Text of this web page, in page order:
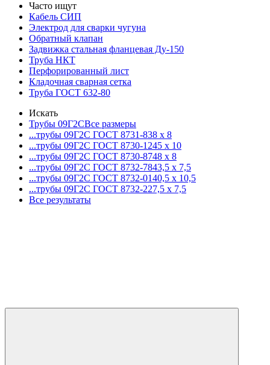
Часто ищут
Кабель СИП
Электрод для сварки чугуна
Обратный клапан
Задвижка стальная фланцевая Ду-150
Труба НКТ
Перфорированный лист
Кладочная сварная сетка
Труба ГОСТ 632-80
Искать
Трубы 09Г2СВсе размеры
...трубы 09Г2С ГОСТ 8731-838 x 8
...трубы 09Г2С ГОСТ 8730-1245 x 10
...трубы 09Г2С ГОСТ 8730-8748 x 8
...трубы 09Г2С ГОСТ 8732-7843,5 x 7,5
...трубы 09Г2С ГОСТ 8732-0140,5 x 10,5
...трубы 09Г2С ГОСТ 8732-227,5 x 7,5
Все результаты